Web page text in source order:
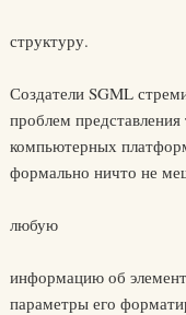
структуру.
Создатели SGML
проблем
компьютерных
формально ничто не
любую
информацию об
параметры его